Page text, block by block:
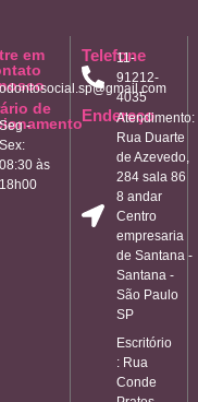
em
odontosocial.sp@gmail.com
de
Seg -
Sex:
08:30 às
18h00
Telefone
11-
91212-
4035
Endereço
Atendimento:
Rua Duarte
de Azevedo,
284 sala 86
8 andar
Centro
empresaria
de Santana -
Santana -
São Paulo
SP
Escritório
: Rua
Conde